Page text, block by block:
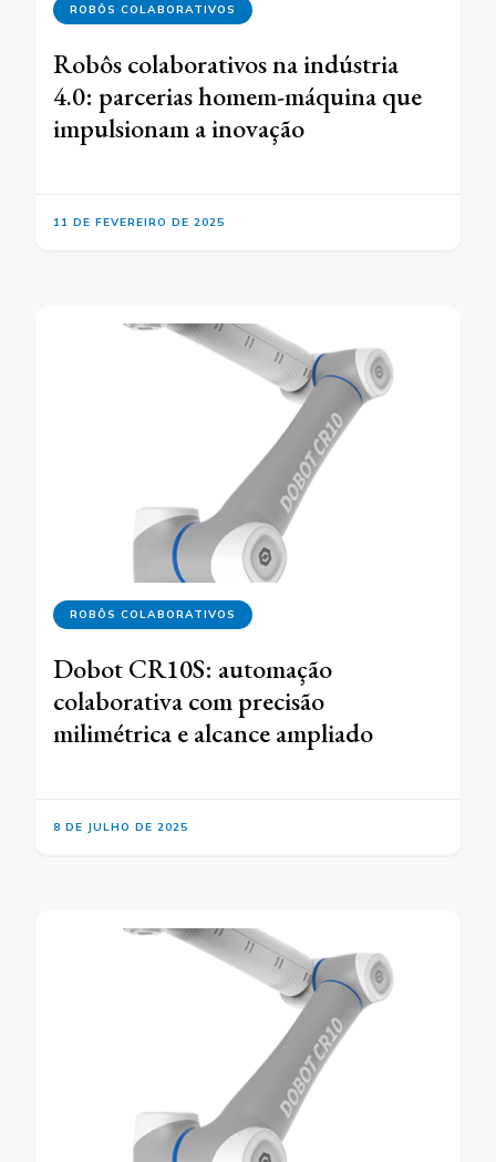
ROBÔS COLABORATIVOS
Robôs colaborativos na indústria
4.0: parcerias homem-máquina que
impulsionam a inovação
11 DE FEVEREIRO DE 2025
ROBÔS COLABORATIVOS
Dobot CR10S: automação
colaborativa com precisão
milimétrica e alcance ampliado
8 DE JULHO DE 2025